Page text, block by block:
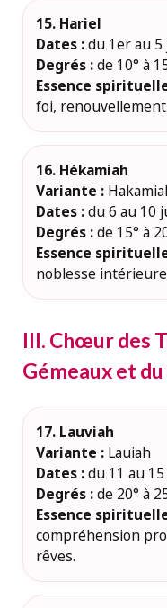
15. Hariel
Dates :du 1er au
Degrés :de 10° à
Essence
foi, renouvellement
16. Hékamiah
Variante :
Dates :du 6 au 10
Degrés :de 15° à
Essence
noblesse
III. Chœur des
Gémeaux et
17. Lauviah
Variante : Lauiah
Dates :du 11 au
Degrés :de 20° à
Essence
compréhension
rêves.